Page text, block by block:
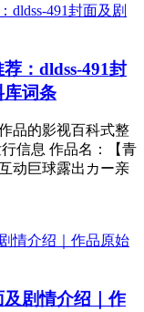
：dldss-491封
库词条
品的影视百科式整
信息 作品名：【青
动巨球露出カー亲
剧情介绍｜作